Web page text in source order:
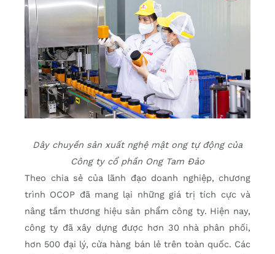
Dây chuyền sản xuất nghệ mật ong tự động của
Công ty cổ phần Ong Tam Đảo
Theo chia sẻ của lãnh đạo doanh nghiệp, chương
trình OCOP đã mang lại những giá trị tích cực và
nâng tầm thương hiệu sản phẩm công ty. Hiện nay,
công ty đã xây dựng được hơn 30 nhà phân phối,
hơn 500 đại lý, cửa hàng bán lẻ trên toàn quốc. Các